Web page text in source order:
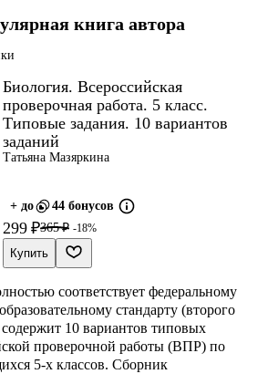
книга автора
Биология. Всероссийская
проверочная работа. 5 класс.
Типовые задания. 10 вариантов
заданий
Татьяна Мазяркина
+ до 44 бонусов
299 ₽365 ₽ -18%
Купить
соответствует федеральному
стандарту (второго
10 вариантов типовых
проверочной работы (ВПР) по
5-х классов. Сборник